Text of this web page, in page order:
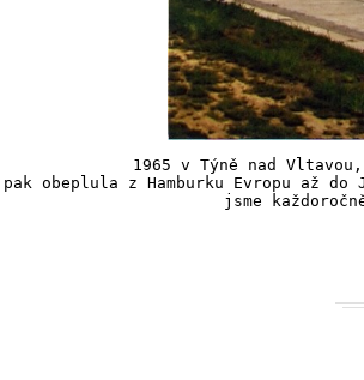
1965 v Týně nad
pak obeplula z Hamburku Evropu až